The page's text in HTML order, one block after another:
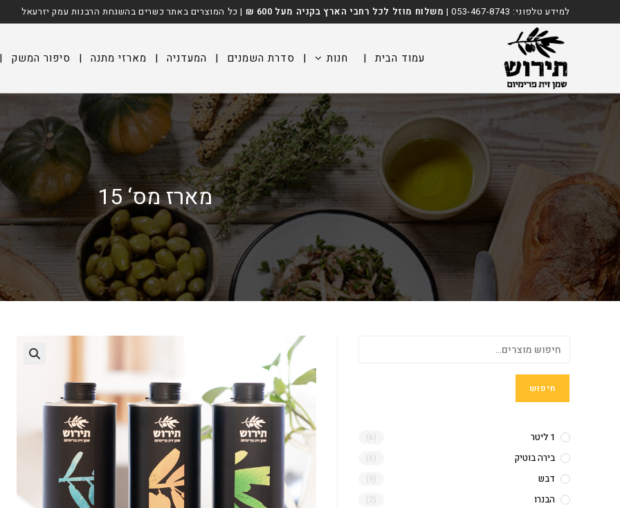
to
למידע טלפוני: 053-467-8743
| משלוח מוזל לכל רחבי הארץ בקניה מעל 600 ₪ | כל המוצרים באתר כשרים בהשגחת הרבנות עמק יזרעאל
עמוד הבית | חנות | סדרת השמנים | המעדניה | מארזי מתנה | סיפור המשק |
מארז מס‘ 15
חיפוש
1 ליטר (6)
בירה בוטיק (6)
דבש (9)
הבנרו (2)